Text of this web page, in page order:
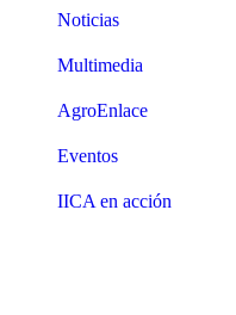
Noticias
Multimedia
AgroEnlace
Eventos
IICA en acción